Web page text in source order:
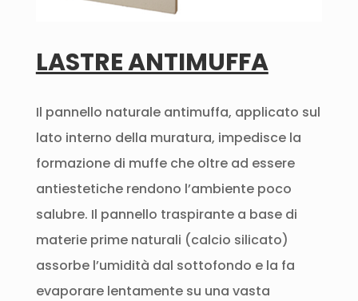
LASTRE ANTIMUFFA
Il pannello naturale antimuffa, applicato sul
lato interno della muratura, impedisce la
formazione di muffe che oltre ad essere
antiestetiche rendono l’ambiente poco
salubre. Il pannello traspirante a base di
materie prime naturali (calcio silicato)
assorbe l’umidità dal sottofondo e la fa
evaporare lentamente su una vasta